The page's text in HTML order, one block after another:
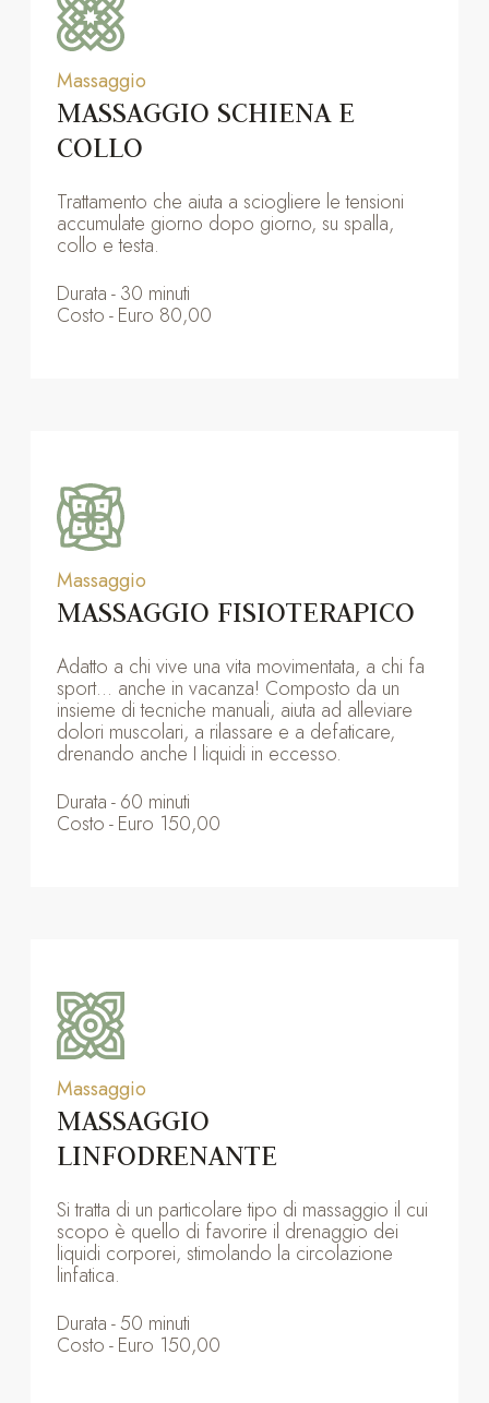
Massaggio
MASSAGGIO SCHIENA E
COLLO
Trattamento che aiuta a sciogliere le tensioni
accumulate giorno dopo giorno, su spalla,
collo e testa.
Durata-30 minuti
Costo-Euro 80,00
Massaggio
MASSAGGIO FISIOTERAPICO
Adatto a chi vive una vita movimentata, a chi fa
sport… anche in vacanza! Composto da un
insieme di tecniche manuali, aiuta ad alleviare
dolori muscolari, a rilassare e a defaticare,
drenando anche I liquidi in eccesso.
Durata-60 minuti
Costo-Euro 150,00
Massaggio
MASSAGGIO
LINFODRENANTE
Si tratta di un particolare tipo di massaggio il cui
scopo è quello di favorire il drenaggio dei
liquidi corporei, stimolando la circolazione
linfatica.
Durata-50 minuti
Costo-Euro 150,00